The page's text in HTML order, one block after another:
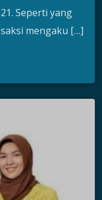
Seperti yang
mengaku […]